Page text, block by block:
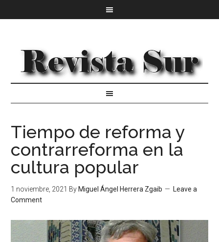
Tiempo de reforma y
contrarreforma en la
cultura popular
1 noviembre, 2021 By Miguel Ángel Herrera Zgaib
Leave a
Comment